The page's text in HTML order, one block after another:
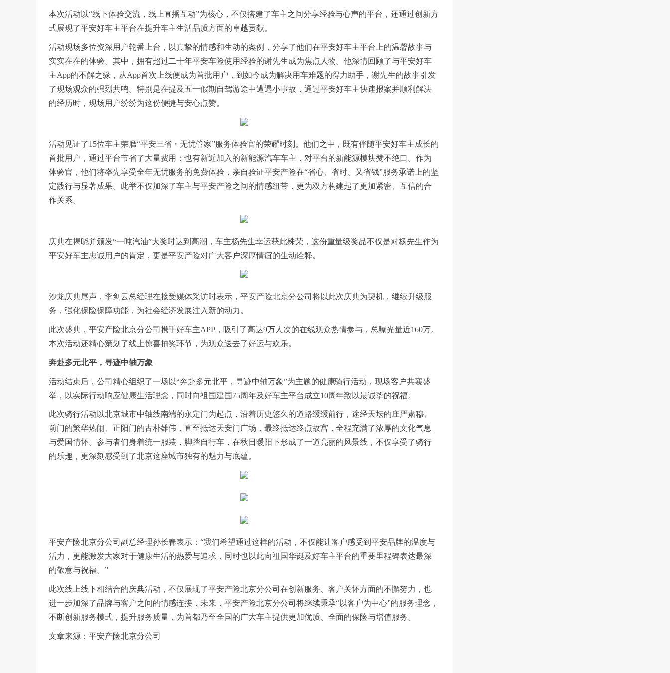
本次活动以“线下体验交流，线上直播互动”为核心，不仅搭建了车主之间分享经验与心声的平台，还通过创新方
式展现了平安好车主平台在提升车主生活品质方面的卓越贡献。
活动现场多位资深用户轮番上台，以真挚的情感和生动的案例，分享了他们在平安好车主平台上的温馨故事与
实实在在的体验。其中，拥有超过二十年平安车险使用经验的谢先生成为焦点人物。他深情回顾了与平安好车
主App的不解之缘，从App首次上线便成为首批用户，到如今成为解决用车难题的得力助手，谢先生的故事引发
了现场观众的强烈共鸣。特别是在提及五一假期自驾游途中遭遇小事故，通过平安好车主快速报案并顺利解决
的经历时，现场用户纷纷为这份便捷与安心点赞。
活动见证了15位车主荣膺“平安三省・无忧管家”服务体验官的荣耀时刻。他们之中，既有伴随平安好车主成长的
首批用户，通过平台节省了大量费用；也有新近加入的新能源汽车车主，对平台的新能源模块赞不绝口。作为
体验官，他们将率先享受全年无忧服务的免费体验，亲自验证平安产险在“省心、省时、又省钱”服务承诺上的坚
定践行与显著成果。此举不仅加深了车主与平安产险之间的情感纽带，更为双方构建起了更加紧密、互信的合
作关系。
庆典在揭晓并颁发“一吨汽油”大奖时达到高潮，车主杨先生幸运获此殊荣，这份重量级奖品不仅是对杨先生作为
平安好车主忠诚用户的肯定，更是平安产险对广大客户深厚情谊的生动诠释。
沙龙庆典尾声，李剑云总经理在接受媒体采访时表示，平安产险北京分公司将以此次庆典为契机，继续升级服
务，强化保险保障功能，为社会经济发展注入新的动力。
此次盛典，平安产险北京分公司携手好车主APP，吸引了高达9万人次的在线观众热情参与，总曝光量近160万。
本次活动还精心策划了线上惊喜抽奖环节，为观众送去了好运与欢乐。
奔赴多元北平，寻迹中轴万象
活动结束后，公司精心组织了一场以“奔赴多元北平，寻迹中轴万象”为主题的健康骑行活动，现场客户共襄盛
举，以实际行动响应健康生活理念，同时向祖国建国75周年及好车主平台成立10周年致以最诚挚的祝福。
此次骑行活动以北京城市中轴线南端的永定门为起点，沿着历史悠久的道路缓缓前行，途经天坛的庄严肃穆、
前门的繁华热闹、正阳门的古朴雄伟，直至抵达天安门广场，最终抵达终点故宫，全程充满了浓厚的文化气息
与爱国情怀。参与者们身着统一服装，脚踏自行车，在秋日暖阳下形成了一道亮丽的风景线，不仅享受了骑行
的乐趣，更深刻感受到了北京这座城市独有的魅力与底蕴。
平安产险北京分公司副总经理孙长春表示：“我们希望通过这样的活动，不仅能让客户感受到平安品牌的温度与
活力，更能激发大家对于健康生活的热爱与追求，同时也以此向祖国华诞及好车主平台的重要里程碑表达最深
的敬意与祝福。”
此次线上线下相结合的庆典活动，不仅展现了平安产险北京分公司在创新服务、客户关怀方面的不懈努力，也
进一步加深了品牌与客户之间的情感连接，未来，平安产险北京分公司将继续秉承“以客户为中心”的服务理念，
不断创新服务模式，提升服务质量，为首都乃至全国的广大车主提供更加优质、全面的保险与增值服务。
文章来源：平安产险北京分公司